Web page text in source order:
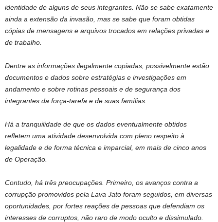
identidade de alguns de seus integrantes. Não se sabe exatamente
ainda a extensão da invasão, mas se sabe que foram obtidas
cópias de mensagens e arquivos trocados em relações privadas e
de trabalho.
Dentre as informações ilegalmente copiadas, possivelmente estão
documentos e dados sobre estratégias e investigações em
andamento e sobre rotinas pessoais e de segurança dos
integrantes da força-tarefa e de suas famílias.
Há a tranquilidade de que os dados eventualmente obtidos
refletem uma atividade desenvolvida com pleno respeito à
legalidade e de forma técnica e imparcial, em mais de cinco anos
de Operação.
Contudo, há três preocupações. Primeiro, os avanços contra a
corrupção promovidos pela Lava Jato foram seguidos, em diversas
oportunidades, por fortes reações de pessoas que defendiam os
interesses de corruptos, não raro de modo oculto e dissimulado.